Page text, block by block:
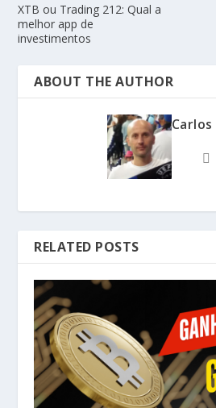
XTB ou Trading 212: Qual a
melhor app de
investimentos
ABOUT THE AUTHOR
RELATED POSTS